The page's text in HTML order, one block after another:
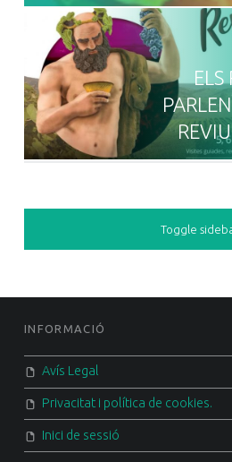
SIDEBAR
Toggle
FOOTER SIDEBAR
INFORMACIÓ
Avís Legal
Privacitat i política de cookies.
Inici de sessió